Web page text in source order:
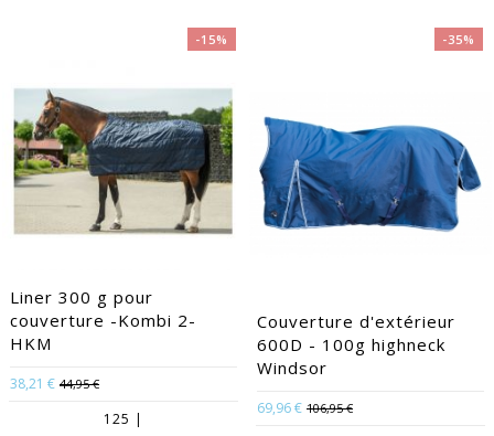
-15%
Liner 300 g pour
couverture -Kombi 2-
HKM
38,21 € 44,95 €
125 |
-35%
Couverture d'extérieur
600D - 100g highneck
Windsor
69,96 € 106,95 €